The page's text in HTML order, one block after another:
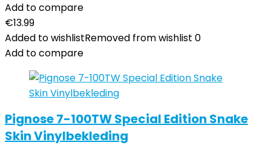
Add to compare
€13.99
Added to wishlistRemoved from wishlist 0
Add to compare
Pignose 7-100TW Special Edition Snake
Skin Vinylbekleding